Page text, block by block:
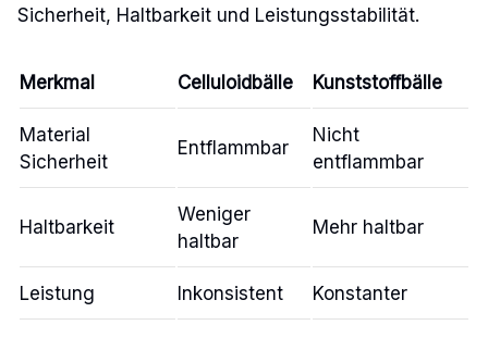
Sicherheit, Haltbarkeit und Leistungsstabilität.
Merkmal Celluloidbälle Kunststoffbälle
Material
Sicherheit
Entflammbar
Nicht
entflammbar
Haltbarkeit
Weniger
haltbar
Mehr haltbar
Leistung Inkonsistent Konstanter